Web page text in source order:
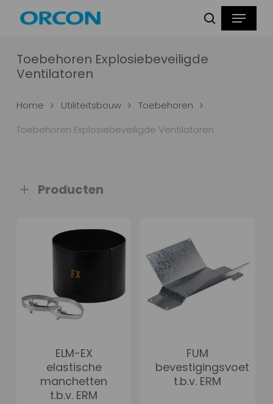
Producten
zoeken
Menu
Toebehoren Explosiebeveiligde
Ventilatoren
Home Utiliteitsbouw
Toebehoren
Toebehoren Explosiebeveiligde Ventilatoren
Producten
ELM-EX
elastische
manchetten
t.b.v. ERM
FUM
bevestigingsvoet
t.b.v. ERM